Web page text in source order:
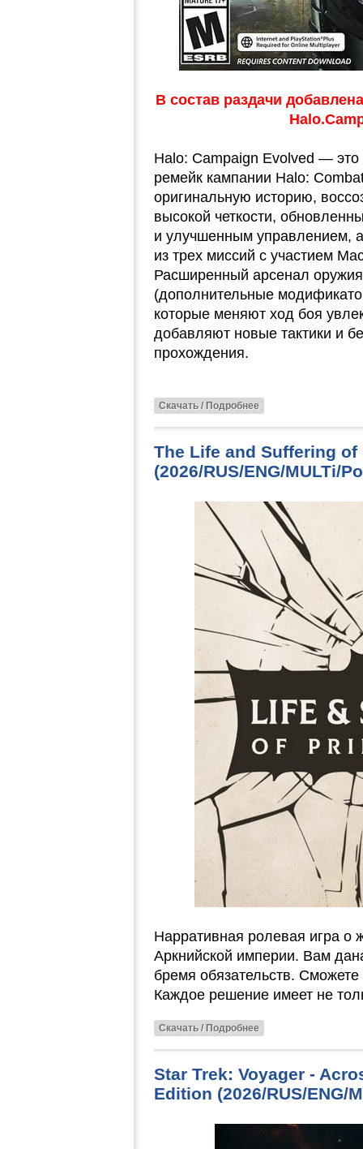
В состав раздачи
Halo: Campaign Evolved —
ремейк кампании Halo:
оригинальную историю,
высокой четкости,
и улучшенным управлением,
из трех миссий с участием
Расширенный арсенал
(дополнительные
которые меняют ход боя
добавляют новые тактики и
прохождения.
Скачать / Подробнее
The Life and Suffering
(2026/RUS/ENG/MULTi/
Нарративная ролевая игра о
Аркнийской империи. Вам
бремя обязательств.
Каждое решение имеет не
Скачать / Подробнее
Star Trek: Voyager -
Edition (2026/RUS/ENG/